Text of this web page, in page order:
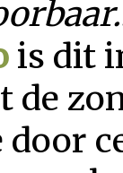
is dit
de